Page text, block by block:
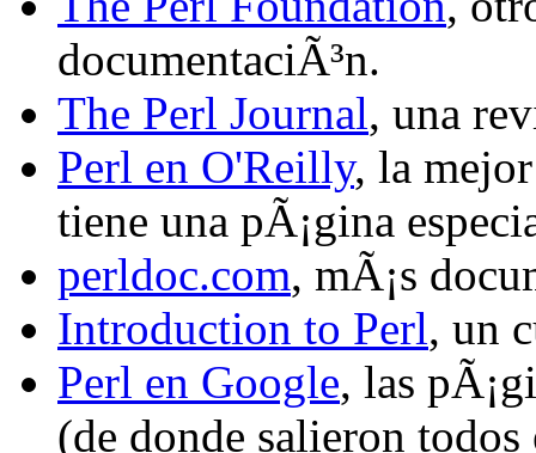
documentaciÃ³n.
The Perl Journal, una
Perl en O'Reilly, la
tiene una pÃ¡gina
perldoc.com, mÃ¡s
Introduction to Perl, un
Perl en Google, las
(de donde salieron